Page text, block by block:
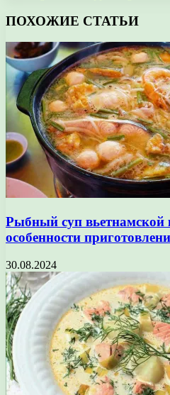
ПОХОЖИЕ СТАТЬИ
Рыбный суп вьетнамской
особенности
30.08.2024